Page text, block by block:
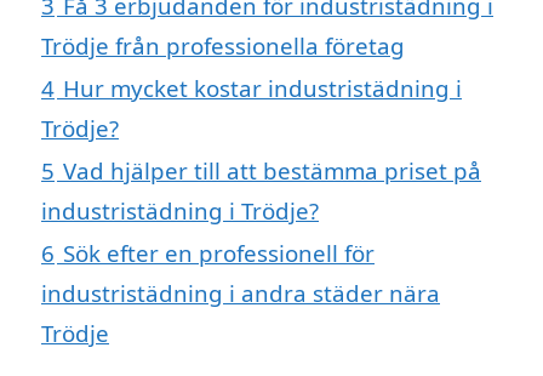
Trödje från professionella företag
4 Hur mycket kostar industristädning i
Trödje?
5 Vad hjälper till att bestämma priset på
industristädning i Trödje?
6 Sök efter en professionell för
industristädning i andra städer nära
Trödje